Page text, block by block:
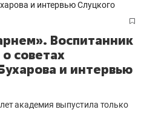
Воспитанник
советах
и интервью
академия выпустила только